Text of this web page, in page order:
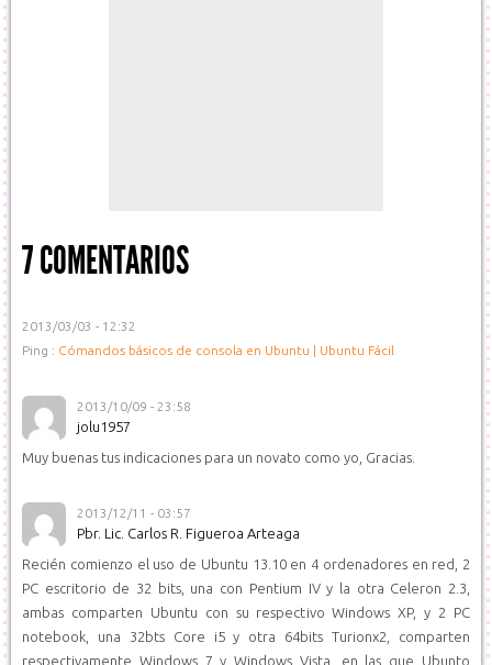
7 COMENTARIOS
2013/03/03 - 12:32
Ping : Cómandos básicos de consola en Ubuntu | Ubuntu Fácil
2013/10/09 - 23:58
jolu1957
Muy buenas tus indicaciones para un novato como yo, Gracias.
2013/12/11 - 03:57
Pbr. Lic. Carlos R. Figueroa Arteaga
Recién comienzo el uso de Ubuntu 13.10 en 4 ordenadores en red, 2
PC escritorio de 32 bits, una con Pentium IV y la otra Celeron 2.3,
ambas comparten Ubuntu con su respectivo Windows XP, y 2 PC
notebook, una 32bts Core i5 y otra 64bits Turionx2, comparten
respectivamente Windows 7 y Windows Vista, en las que Ubunto